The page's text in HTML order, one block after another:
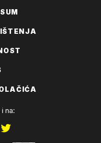
na: